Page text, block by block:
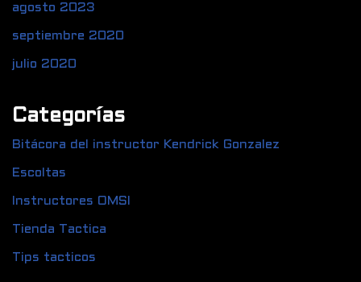
agosto 2023
septiembre 2020
julio 2020
Categorías
Bitácora del instructor Kendrick Gonzalez
Escoltas
Instructores OMSI
Tienda Tactica
Tips tacticos